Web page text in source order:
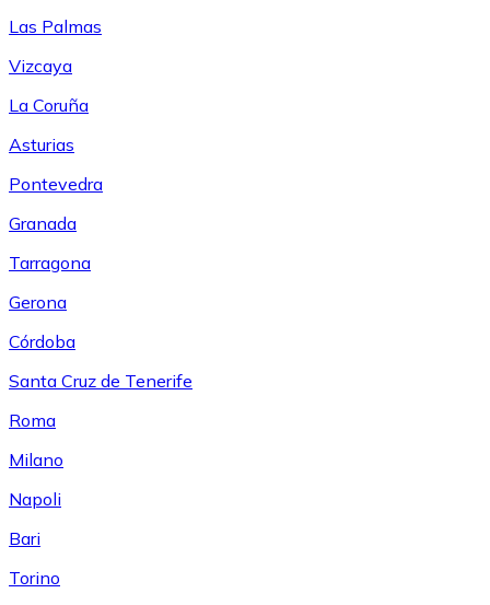
Las Palmas
Vizcaya
La Coruña
Asturias
Pontevedra
Granada
Tarragona
Gerona
Córdoba
Santa Cruz de Tenerife
Roma
Milano
Napoli
Bari
Torino